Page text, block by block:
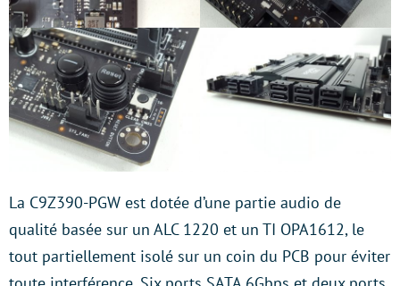
La C9Z390-PGW est dotée d’une partie audio de
qualité basée sur un ALC 1220 et un TI OPA1612, le
tout partiellement isolé sur un coin du PCB pour éviter